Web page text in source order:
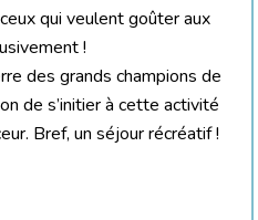
qui veulent goûter aux
!
des grands champions de
de s’initier à cette activité
Bref, un séjour récréatif !